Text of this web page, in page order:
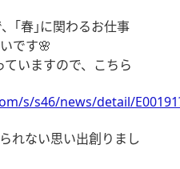
｢春｣に関わるお仕事
です🌸
いますので、こちら
s/s46/news/detail/
れない思い出創りまし